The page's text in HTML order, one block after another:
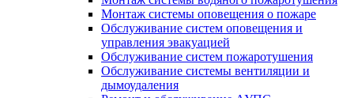
Монтаж системы оповещения о пожаре
Обслуживание систем оповещения и
управления эвакуацией
Обслуживание систем пожаротушения
Обслуживание системы вентиляции и
дымоудаления